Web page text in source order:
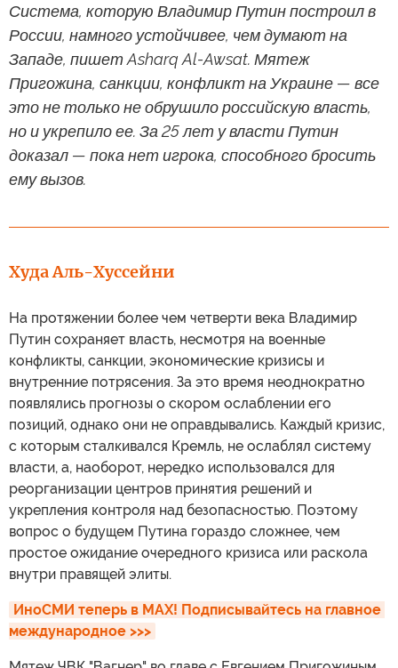
Система, которую Владимир Путин построил в
России, намного устойчивее, чем думают на
Западе, пишет Asharq Al-Awsat. Мятеж
Пригожина, санкции, конфликт на Украине — все
это не только не обрушило российскую власть,
но и укрепило ее. За 25 лет у власти Путин
доказал — пока нет игрока, способного бросить
ему вызов.
Худа Аль-Хуссейни
На протяжении более чем четверти века Владимир
Путин сохраняет власть, несмотря на военные
конфликты, санкции, экономические кризисы и
внутренние потрясения. За это время неоднократно
появлялись прогнозы о скором ослаблении его
позиций, однако они не оправдывались. Каждый кризис,
с которым сталкивался Кремль, не ослаблял систему
власти, а, наоборот, нередко использовался для
реорганизации центров принятия решений и
укрепления контроля над безопасностью. Поэтому
вопрос о будущем Путина гораздо сложнее, чем
простое ожидание очередного кризиса или раскола
внутри правящей элиты.
ИноСМИ теперь в MAX! Подписывайтесь на главное
международное >>>